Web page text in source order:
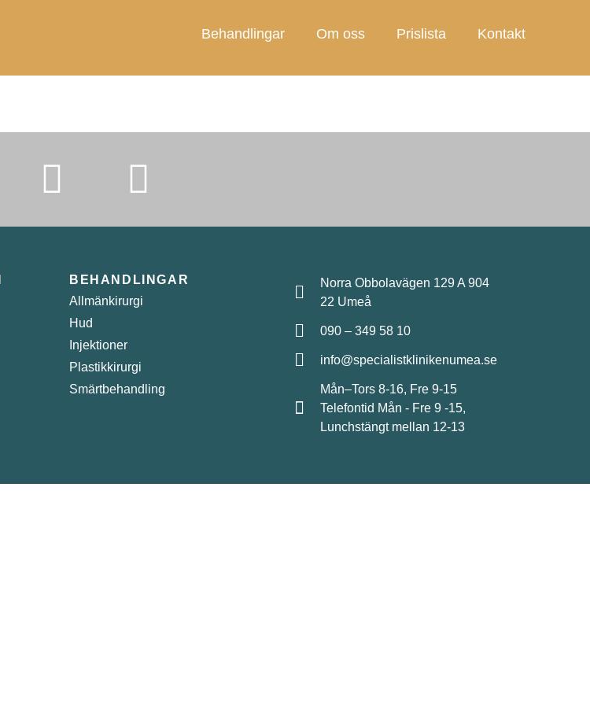
Behandlingar Om oss Prislista Kontakt
BEHANDLINGAR
Allmänkirurgi
Hud
Injektioner
Plastikkirurgi
Smärtbehandling
Norra Obbolavägen 129 A 904
22 Umeå
090 – 349 58 10
info@specialistklinikenumea.se
Mån–Tors 8-16, Fre 9-15
Telefontid Mån - Fre 9 -15,
Lunchstängt mellan 12-13